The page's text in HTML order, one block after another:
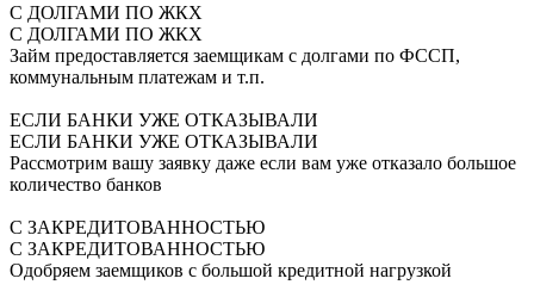
С ДОЛГАМИ ПО ЖКХ
С ДОЛГАМИ ПО ЖКХ
Займ предоставляется заемщикам с долгами по ФССП,
коммунальным платежам и т.п.
ЕСЛИ БАНКИ УЖЕ ОТКАЗЫВАЛИ
ЕСЛИ БАНКИ УЖЕ ОТКАЗЫВАЛИ
Рассмотрим вашу заявку даже если вам уже отказало большое
количество банков
С ЗАКРЕДИТОВАННОСТЬЮ
С ЗАКРЕДИТОВАННОСТЬЮ
Одобряем заемщиков с большой кредитной нагрузкой